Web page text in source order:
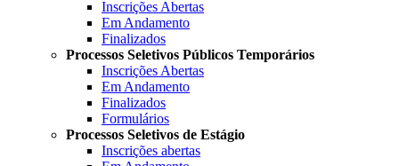
Inscrições Abertas
Em Andamento
Finalizados
Processos Seletivos Públicos Temporários
Inscrições Abertas
Em Andamento
Finalizados
Formulários
Processos Seletivos de Estágio
Inscrições abertas